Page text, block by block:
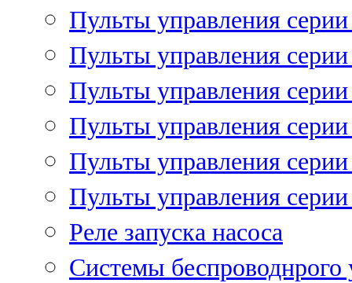
Пульты управления
Пульты управления
Пульты управления
Пульты управления
Пульты управления
Пульты управления
Реле запуска насоса
Системы